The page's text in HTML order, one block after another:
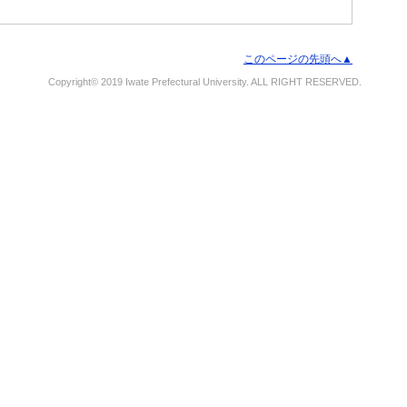
このページの先頭へ▲
Copyright© 2019 Iwate Prefectural University. ALL RIGHT RESERVED.